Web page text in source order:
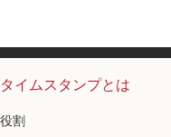
タイムスタンプとは
役割